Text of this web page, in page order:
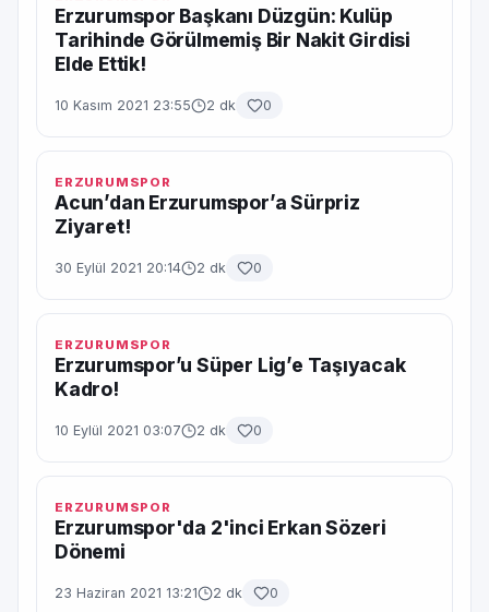
Erzurumspor Başkanı Düzgün: Kulüp
Tarihinde Görülmemiş Bir Nakit Girdisi
Elde Ettik!
10 Kasım 2021 23:55 2 dk 0
ERZURUMSPOR
Acun’dan Erzurumspor’a Sürpriz
Ziyaret!
30 Eylül 2021 20:14 2 dk 0
ERZURUMSPOR
Erzurumspor’u Süper Lig’e Taşıyacak
Kadro!
10 Eylül 2021 03:07 2 dk 0
ERZURUMSPOR
Erzurumspor'da 2'inci Erkan Sözeri
Dönemi
23 Haziran 2021 13:21 2 dk 0